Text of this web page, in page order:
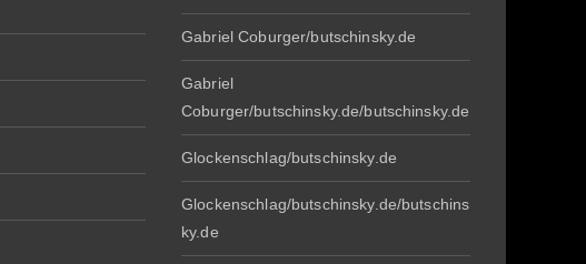
Gabriel Coburger/butschinsky.de
Gabriel
Coburger/butschinsky.de/butschinsky.de
Glockenschlag/butschinsky.de
Glockenschlag/butschinsky.de/butschins
ky.de